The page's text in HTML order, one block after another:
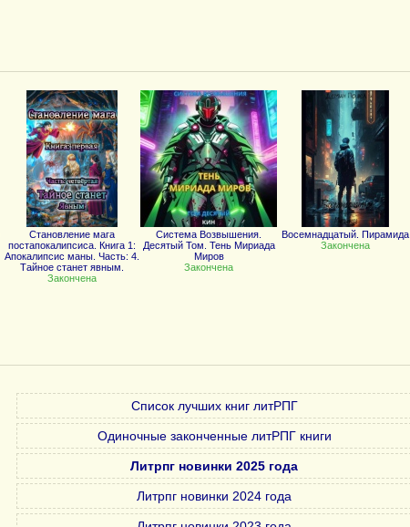
Становление мага
постапокалипсиса. Книга 1:
Апокалипсис маны. Часть: 4.
Тайное станет явным.
Закончена
Система Возвышения.
Десятый Том. Тень Мириада
Миров
Закончена
Восемнадцатый. Пирамида
Закончена
Список лучших книг литРПГ
Одиночные законченные литРПГ книги
Литрпг новинки 2025 года
Литрпг новинки 2024 года